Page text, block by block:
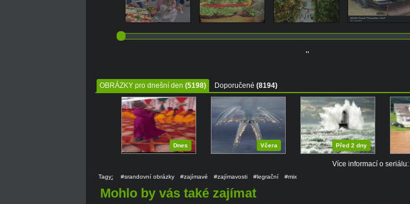
''
OBRÁZKY pro dnešní den (5198) Doporučené (8194)
Dnes Včera Před 2 dny
Více informací o seriálu:
Tagy: #srandovní obrázky #zajímavé #zajímavosti #legrační #mix
Mohlo by vás také zajímat